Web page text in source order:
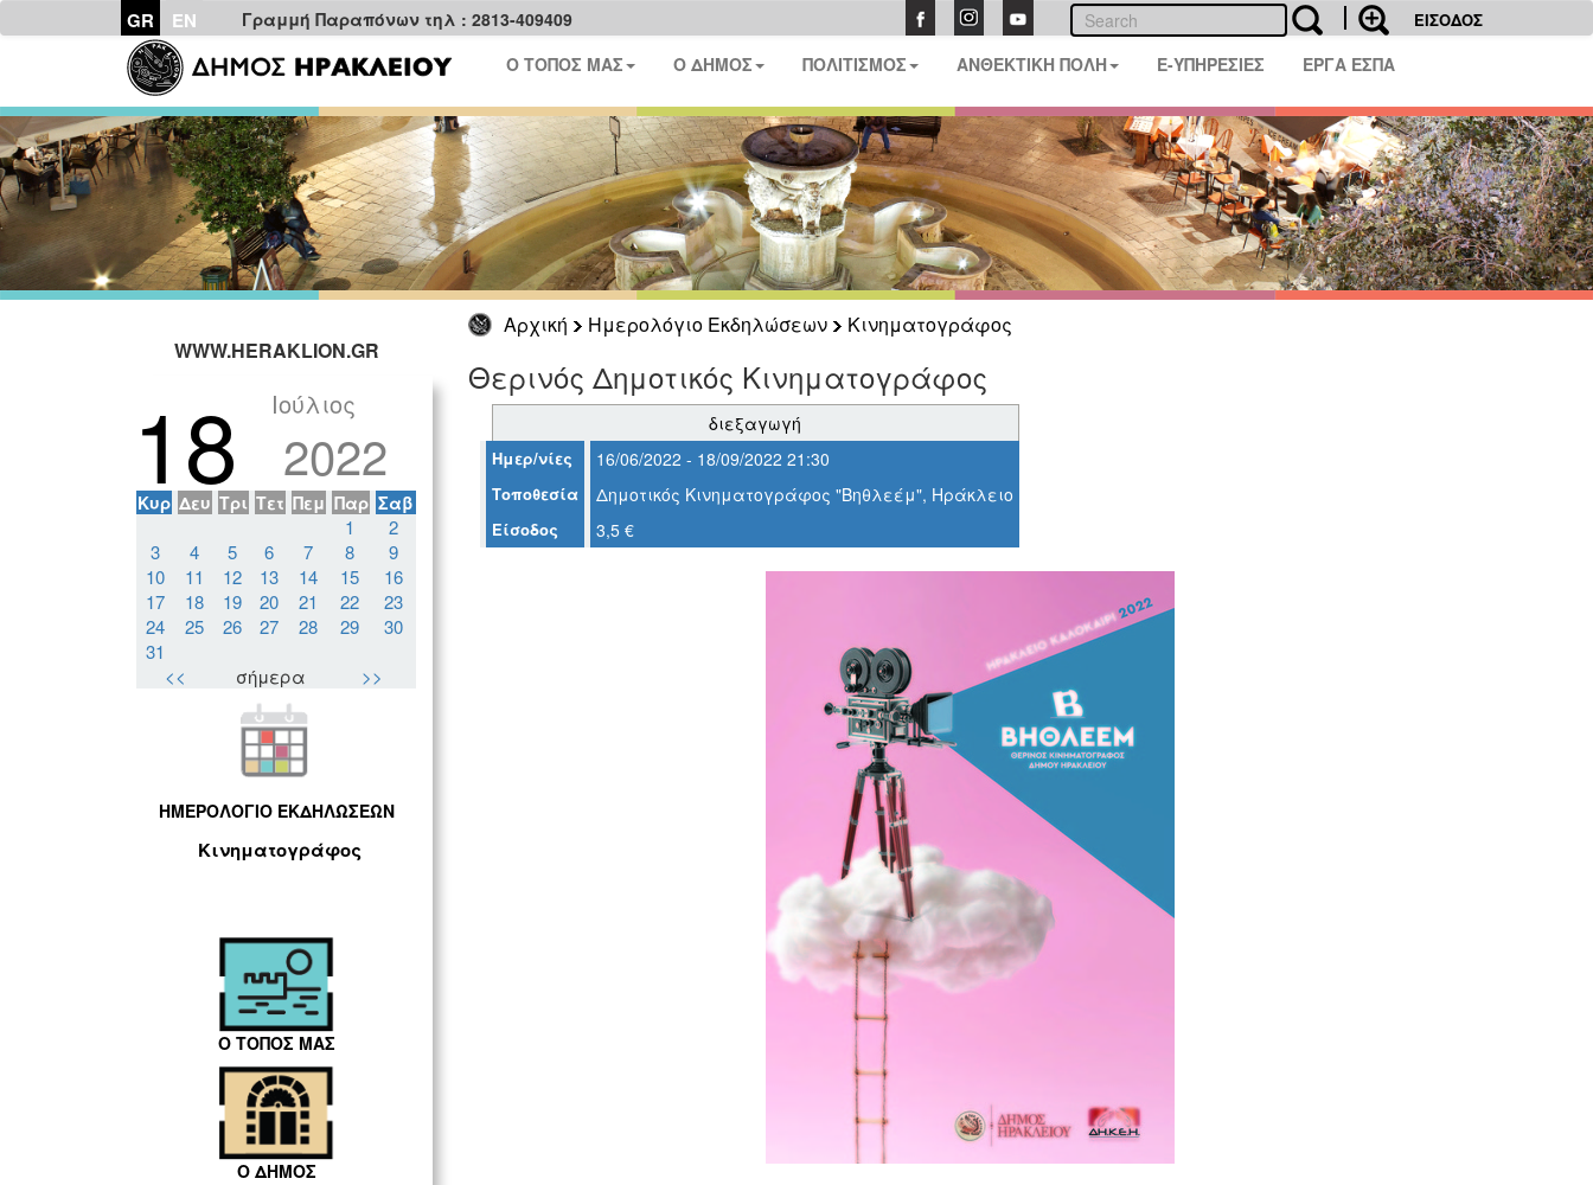
GR EN Γραμμή Παραπόνων τηλ : 2813-409409 ΕΙΣΟΔΟΣ
Ο ΤΟΠΟΣ ΜΑΣ Ο ΔΗΜΟΣ ΠΟΛΙΤΙΣΜΟΣ ΑΝΘΕΚΤΙΚΗ ΠΟΛΗ E-ΥΠΗΡΕΣΙΕΣ ΕΡΓΑ ΕΣΠΑ
Αρχική Ημερολόγιο Εκδηλώσεων
Κινηματογράφος
WWW.HERAKLION.GR
18 Ιούλιος
2022
Κυρ Δευ Τρι Τετ Πεμ Παρ Σαβ
1
2
3
4 5 6 7 8
9
10
11 12 13 14 15
16
17
18 19 20 21 22
23
24
25 26 27 28 29
30
31
<<
σήμερα >>
ΗΜΕΡΟΛΟΓΙΟ ΕΚΔΗΛΩΣΕΩΝ
Κινηματογράφος
Ο ΤΟΠΟΣ ΜΑΣ
Ο ΔΗΜΟΣ
Θερινός Δημοτικός Κινηματογράφος
διεξαγωγή
Ημερ/νίες 16/06/2022 - 18/09/2022 21:30
Τοποθεσία Δημοτικός Κινηματογράφος "Βηθλεέμ", Ηράκλειο
Είσοδος 3,5 €